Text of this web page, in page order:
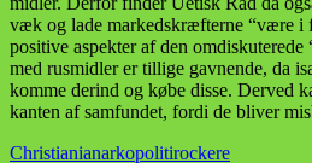
væk og lade markedskræfterne “være i
positive aspekter af den omdiskuterede
med rusmidler er tillige gavnende, da
komme derind og købe disse. Derved
kanten af samfundet, fordi de bliver
Christianianarkopolitirockere